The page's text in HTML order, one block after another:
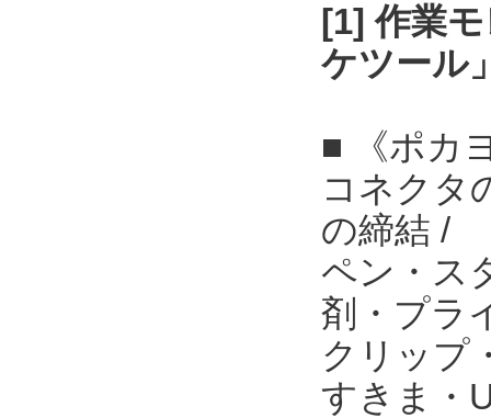
[1] 作業
ケツール
■ 《ポカ
コネクタ
の締結 /
ペン・ス
剤・プラ
クリップ
すきま・